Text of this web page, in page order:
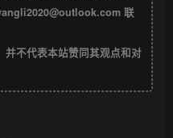
联
不代表本站赞同其观点和对